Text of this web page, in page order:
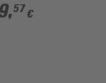
,57€